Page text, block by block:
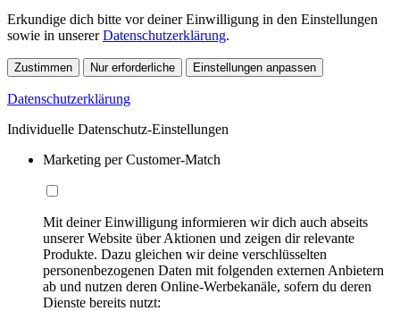
Erkundige dich bitte vor deiner Einwilligung in den Einstellungen
sowie in unsererDatenschutzerklärung.
Zustimmen Nur erforderliche Einstellungen anpassen
Datenschutzerklärung
Individuelle Datenschutz-Einstellungen
Marketing per Customer-Match
Mit deiner Einwilligung informieren wir dich auch abseits
unserer Website über Aktionen und zeigen dir relevante
Produkte. Dazu gleichen wir deine verschlüsselten
personenbezogenen Daten mit folgenden externen Anbietern
ab und nutzen deren Online-Werbekanäle, sofern du deren
Dienste bereits nutzt: